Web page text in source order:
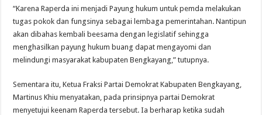
“Karena Raperda ini menjadi Payung hukum untuk pemda melakukan
tugas pokok dan fungsinya sebagai lembaga pemerintahan. Nantipun
akan dibahas kembali beesama dengan legislatif sehingga
menghasilkan payung hukum buang dapat mengayomi dan
melindungi masyarakat kabupaten Bengkayang,” tutupnya.
Sementara itu, Ketua Fraksi Partai Demokrat Kabupaten Bengkayang,
Martinus Khiu menyatakan, pada prinsipnya partai Demokrat
menyetujui keenam Raperda tersebut. Ia berharap ketika sudah